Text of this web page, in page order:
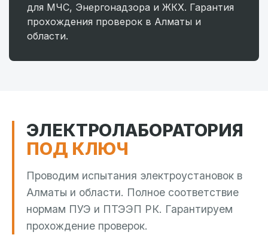
для МЧС, Энергонадзора и ЖКХ. Гарантия
прохождения проверок в Алматы и
области.
ЭЛЕКТРОЛАБОРАТОРИЯ
ПОД КЛЮЧ
Проводим испытания электроустановок в
Алматы и области. Полное соответствие
нормам ПУЭ и ПТЭЭП РК. Гарантируем
прохождение проверок.